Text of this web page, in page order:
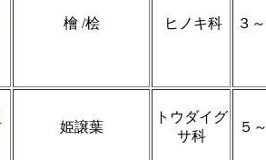
檜 /桧 ヒノキ科 ３
姫譲葉
トウダイグ
サ科
５